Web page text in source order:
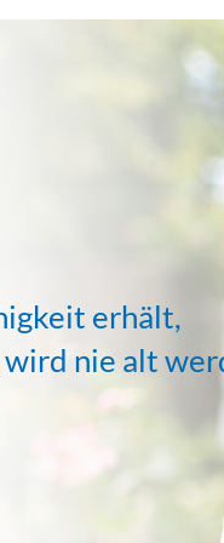
erhält,
wird nie alt